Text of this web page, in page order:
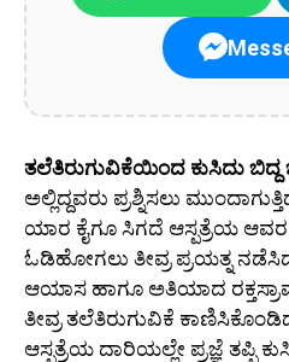
ತಲೆತಿರುಗುವಿಕೆಯಿಂದ ಕುಸಿದು ಬಿದ್ದ
ಅಲ್ಲಿದ್ದವರು ಪ್ರಶ್ನಿಸಲು
ಯಾರ ಕೈಗೂ ಸಿಗದೆ ಆಸ್ಪತ್ರೆಯ
ಓಡಿಹೋಗಲು ತೀವ್ರ ಪ್ರಯತ್ನ
ಆಯಾಸ ಹಾಗೂ ಅತಿಯಾದ
ತೀವ್ರ ತಲೆತಿರುಗುವಿಕೆ
ಆಸ್ಪತ್ರೆಯ ದಾರಿಯಲ್ಲೇ ಪ್ರಜ್ಞೆ ತಪ್ಪಿ